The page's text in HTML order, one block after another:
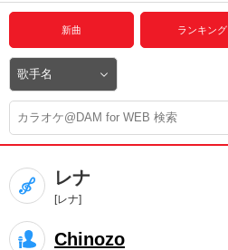
動画からさがす
プレミアムサービス
DAM★とも動画
DAM★とも録音
カラオケ＠DAM
ユーザー検索
キャンペーン
新曲 ランキング
レナ
[レナ]
Chinozo